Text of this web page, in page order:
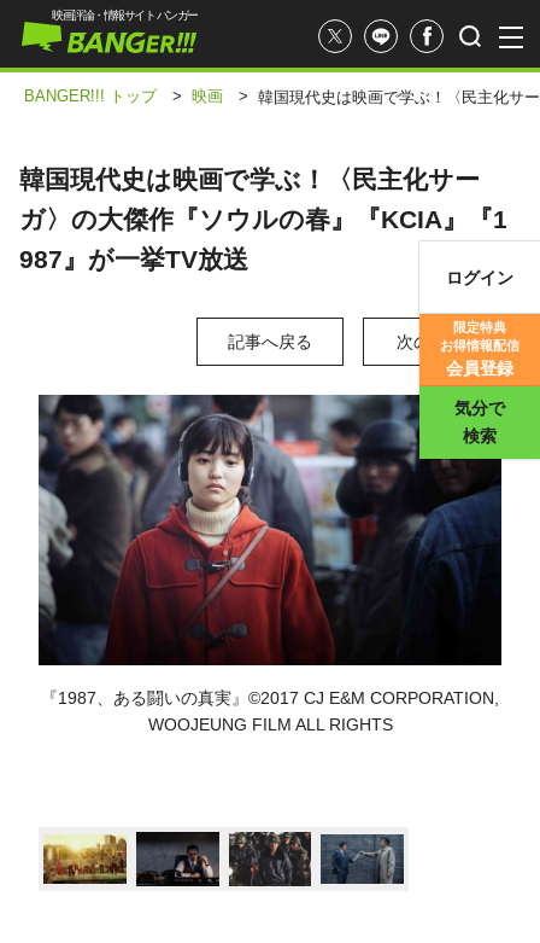
映画評価
映画評論・情報サイト バンガー
ログイン
限定特典
お得情報配信
会員登録
気分で
検索
BANGER!!! トップ > 映画 > 韓国現代史は映画で学ぶ！〈民主化サ
韓国現代史は映画で学ぶ！〈民主化サー
ガ〉の大傑作『ソウルの春』『KCIA』『1
987』が一挙TV放送
記事へ戻る 次の写真 >
『1987、ある闘いの真実』©2017 CJ E&M CORPORATION,
WOOJEUNG FILM ALL RIGHTS